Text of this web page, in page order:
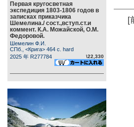
Первая кругосветная
экспедиция 1803-1806 годов в
записках приказчика
Шемелина./ сост.,вступ.ст.и
коммент. К.А. Можайской, О.М.
Федоровой.
Шемелин Ф.И.
СПб., <Крига> 464 c. hard
2025 年 R277784
\22,330
[